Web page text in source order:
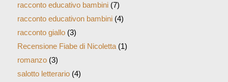
racconto educativo bambini(7)
racconto educativon bambini(4)
racconto giallo(3)
Recensione Fiabe di Nicoletta(1)
romanzo(3)
salotto letterario(4)